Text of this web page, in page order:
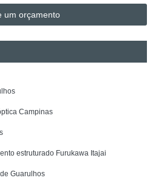
um orçamento
Campinas
estruturado Furukawa Itajai
Guarulhos